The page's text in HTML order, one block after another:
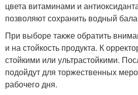
цвета витаминами и
позволяют сохранить водный
При выборе также обратить
и на стойкость продукта. К
стойкими или ультрастойкими.
подойдут для торжественных
рабочего дня.